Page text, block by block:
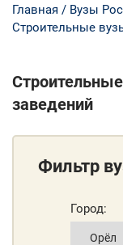
Главная Вузы
Строительные
заведений
Фильтр
Город: